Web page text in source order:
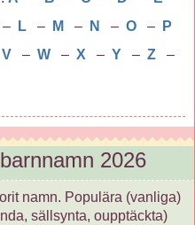
– L – M – N – O –
P
V – W – X – Y – Z
–
2026
namn. Populära (vanliga)
sällsynta, oupptäckta)